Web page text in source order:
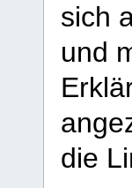
sich
und
die